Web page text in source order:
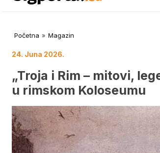
Početna » Magazin
24. Juna 2026.
„Troja i Rim – mitovi,
u rimskom Koloseumu